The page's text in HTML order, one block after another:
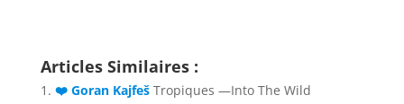
Articles Similaires :
❤️ Goran Kajfeš Tropiques —Into The Wild